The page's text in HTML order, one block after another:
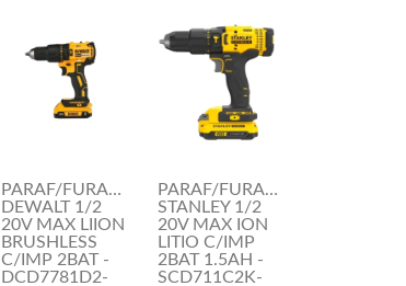
PARAF/FURAD.
DEWALT 1/2
20V MAX LIION
BRUSHLESS
C/IMP 2BAT -
DCD7781D2-
PARAF/FURAD.
STANLEY 1/2
20V MAX ION
LITIO C/IMP
2BAT 1.5AH -
SCD711C2K-